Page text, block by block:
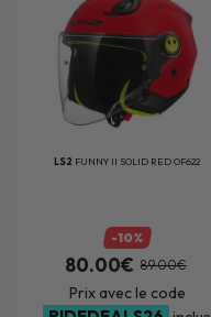
LS2 FUNNY II SOLID RED OF622
-10%
80.00€ 89.00€
Prix avec le code